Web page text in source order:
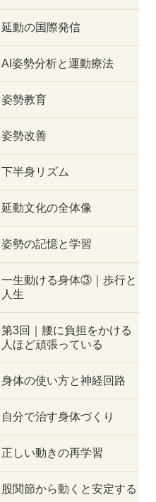
延動の国際発信
AI姿勢分析と運動療法
姿勢教育
姿勢改善
下半身リズム
延動文化の全体像
姿勢の記憶と学習
一生動ける身体③｜歩行と
人生
第3回｜腰に負担をかける
人ほど頑張っている
身体の使い方と神経回路
自分で治す身体づくり
正しい動きの再学習
股関節から動くと安定する